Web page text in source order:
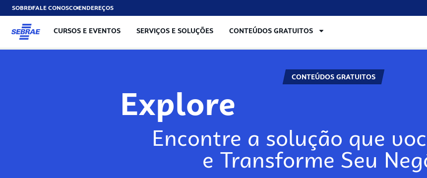
SOBREFALE CONOSCOENDEREÇOS
CURSOS E EVENTOS SERVIÇOS E SOLUÇÕES CONTEÚDOS GRATUITOS
CONTEÚDOS GRATUITOS
Explore
Encontre a solução que
e Transforme Seu